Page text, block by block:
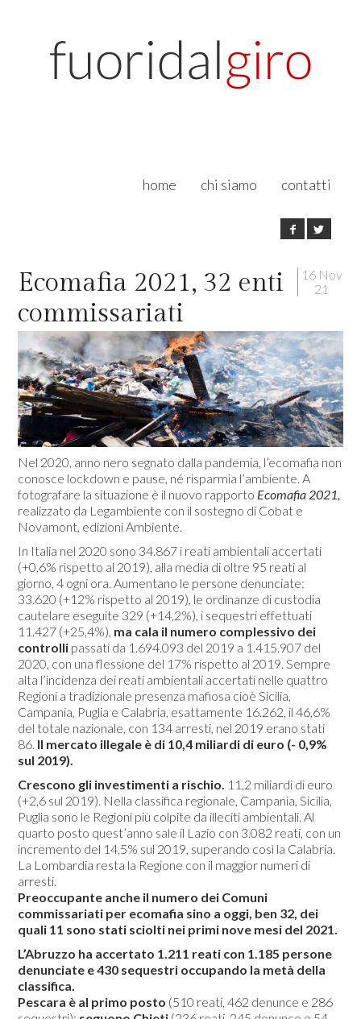
home chi siamo contatti
16 Nov
21
Ecomafia 2021, 32 enti
commissariati
Nel 2020, anno nero segnato dalla pandemia, l’ecomafia non
conosce lockdown e pause, né risparmia l’ambiente. A
fotografare la situazione è il nuovo rapporto Ecomafia 2021,
realizzato da Legambiente con il sostegno di Cobat e
Novamont, edizioni Ambiente.
In Italia nel 2020 sono 34.867 i reati ambientali accertati
(+0,6% rispetto al 2019), alla media di oltre 95 reati al
giorno, 4 ogni ora. Aumentano le persone denunciate:
33.620 (+12% rispetto al 2019), le ordinanze di custodia
cautelare eseguite 329 (+14,2%), i sequestri effettuati
11.427 (+25,4%), ma cala il numero complessivo dei
controlli passati da 1.694.093 del 2019 a 1.415.907 del
2020, con una flessione del 17% rispetto al 2019. Sempre
alta l’incidenza dei reati ambientali accertati nelle quattro
Regioni a tradizionale presenza mafiosa cioè Sicilia,
Campania, Puglia e Calabria, esattamente 16.262, il 46,6%
del totale nazionale, con 134 arresti, nel 2019 erano stati
86. Il mercato illegale è di 10,4 miliardi di euro (- 0,9%
sul 2019).
Crescono gli investimenti a rischio. 11,2 miliardi di euro
(+2,6 sul 2019). Nella classifica regionale, Campania, Sicilia,
Puglia sono le Regioni più colpite da illeciti ambientali. Al
quarto posto quest’anno sale il Lazio con 3.082 reati, con un
incremento del 14,5% sul 2019, superando così la Calabria.
La Lombardia resta la Regione con il maggior numeri di
arresti.
Preoccupante anche il numero dei Comuni
commissariati per ecomafia sino a oggi, ben 32, dei
quali 11 sono stati sciolti nei primi nove mesi del 2021.
L’Abruzzo ha accertato 1.211 reati con 1.185 persone
denunciate e 430 sequestri occupando la metà della
classifica.
Pescara è al primo posto (510 reati, 462 denunce e 286